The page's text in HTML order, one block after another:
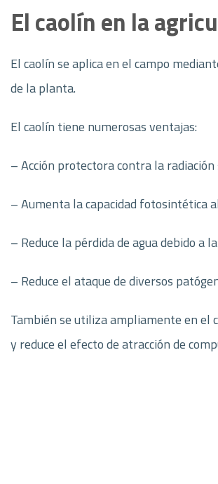
El caolín en la
El caolín se aplica en el campo
de la planta.
El caolín tiene numerosas ventajas:
– Acción protectora contra la
– Aumenta la capacidad fotosintética
– Reduce la pérdida de agua debido a
– Reduce el ataque de diversos
También se utiliza ampliamente en el
y reduce el efecto de atracción de